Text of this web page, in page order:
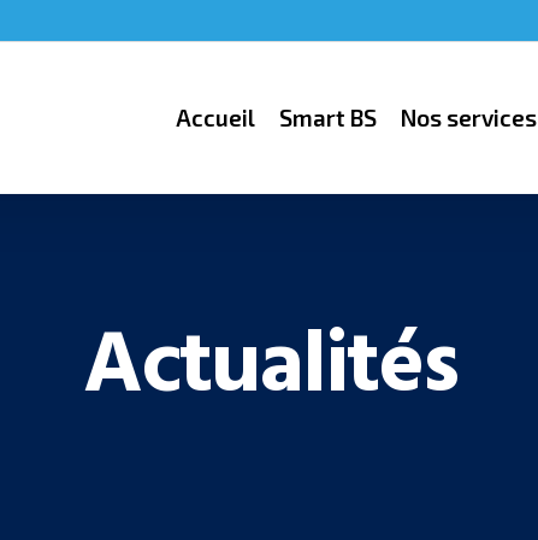
Accueil Smart BS Nos services
Actualités